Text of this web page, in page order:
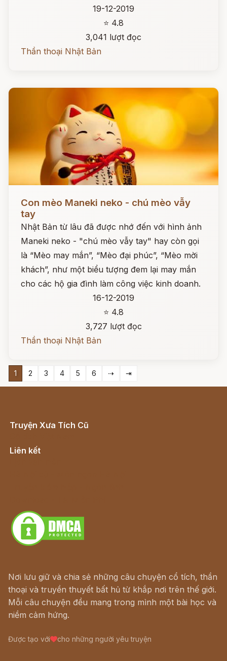
19-12-2019
⭐ 4.8
3,041 lượt đọc
Thần thoại Nhật Bản
Con mèo Maneki neko - chú mèo vẫy
tay
Nhật Bản từ lâu đã được nhớ đến với hình ảnh
Maneki neko - "chú mèo vẫy tay" hay còn gọi
là “Mèo may mắn”, “Mèo đại phúc”, “Mèo mời
khách”, như một biểu tượng đem lại may mắn
cho các hộ gia đình làm công việc kinh doanh.
16-12-2019
⭐ 4.8
3,727 lượt đọc
Thần thoại Nhật Bản
1 2 3 4 5 6 ⇢ ⇥
Truyện Xưa Tích Cũ
Liên kết
Nơi lưu giữ và chia sẻ những câu chuyện cổ tích, thần
thoại và truyền thuyết bất hủ từ khắp nơi trên thế giới.
Mỗi câu chuyện đều mang trong mình một bài học và
niềm cảm hứng.
Được tạo với cho những người yêu truyện